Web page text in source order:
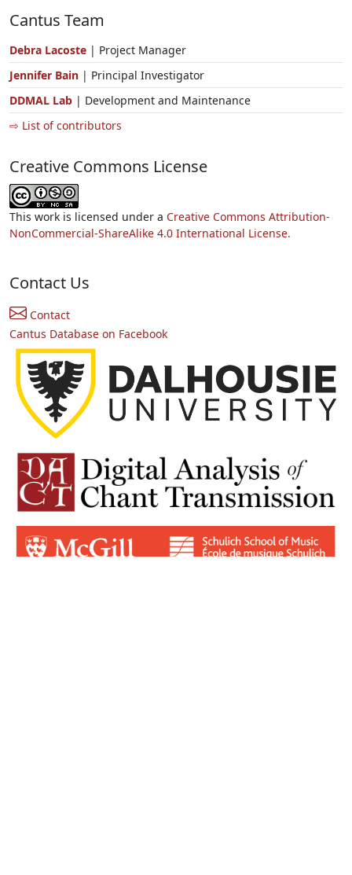
Cantus Team
Debra Lacoste | Project Manager
Jennifer Bain | Principal Investigator
DDMAL Lab | Development and Maintenance
⇨ List of contributors
Creative Commons License
This work is licensed under a Creative Commons Attribution-
NonCommercial-ShareAlike 4.0 International License.
Contact Us
Contact
Cantus Database on Facebook